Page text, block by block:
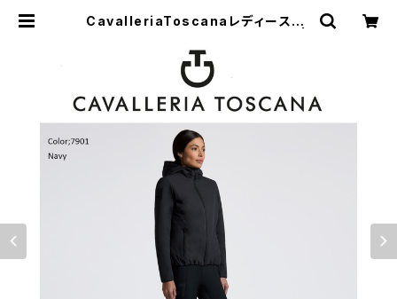
CavalleriaToscanaレディースBo
乗馬用品 | ピアッフェ 公式オンライン
ショップ | 通販